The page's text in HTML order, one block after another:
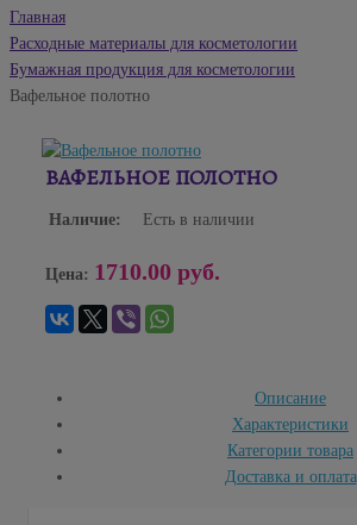
Главная
Расходные материалы для косметологии
Бумажная продукция для косметологии
Вафельное полотно
ВАФЕЛЬНОЕ ПОЛОТНО
Наличие: Есть в наличии
Цена: 1710.00 руб.
Описание
Характеристики
Категории товара
Доставка и оплата